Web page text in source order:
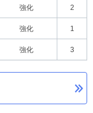
強化 2
強化 1
強化 3